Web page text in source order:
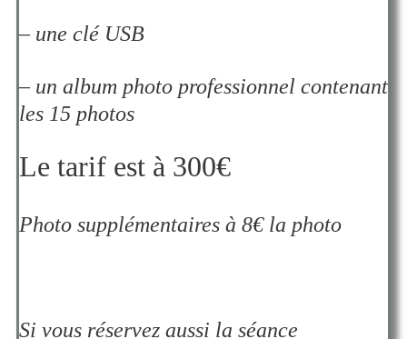
– une clé USB
– un album photo professionnel contenant
les 15 photos
Le tarif est à 300€
Photo supplémentaires à 8€ la photo
Si vous réservez aussi la séance